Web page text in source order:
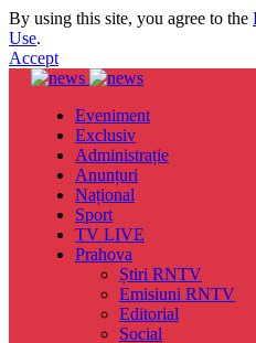
By using this site, you agree to the
Use.
Accept
Eveniment
Exclusiv
Administrație
Anunțuri
Național
Sport
TV LIVE
Prahova
Știri RNTV
Emisiuni RNTV
Editorial
Social